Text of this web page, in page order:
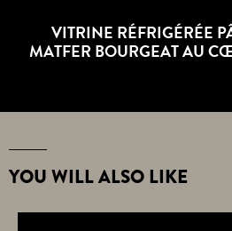
VITRINE RÉFRIGÉRÉE
MATFER BOURGEAT AU
YOU WILL ALSO LIKE